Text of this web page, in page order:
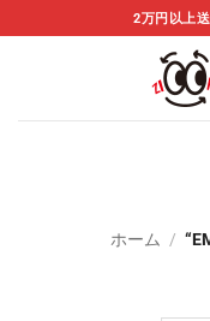
to
2万円以上
ホーム /